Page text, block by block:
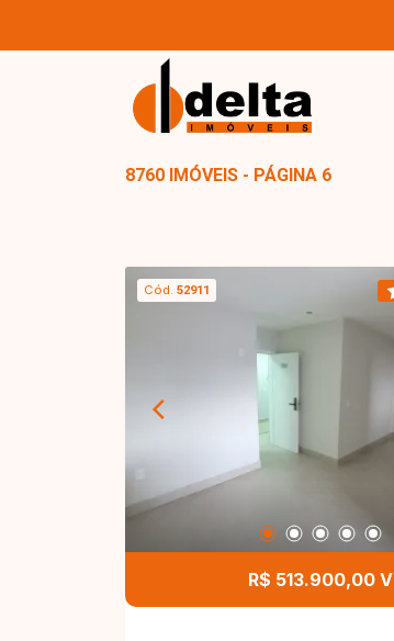
8760 IMÓVEIS - PÁGINA 6
Cód. 52911
R$ 513.900,00 V